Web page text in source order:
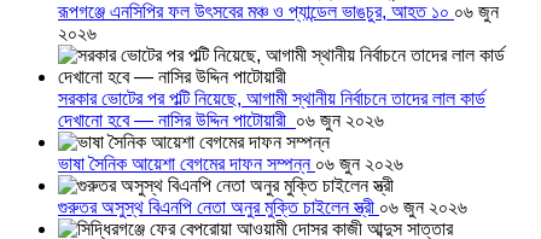
রূপগঞ্জে এনসিপির ফল উৎসবের মঞ্চ ও প্যান্ডেল ভাঙচুর, আহত ১০ ০৬ জুন
২০২৬
সরকার ভোটের পর পল্টি নিয়েছে, আগামী স্থানীয় নির্বাচনে তাদের লাল কার্ড
দেখানো হবে — নাসির উদ্দিন পাটোয়ারী ০৬ জুন ২০২৬
ভাষা সৈনিক আয়েশা বেগমের দাফন সম্পন্ন ০৬ জুন ২০২৬
গুরুতর অসুস্থ বিএনপি নেতা অনুর মুক্তি চাইলেন স্ত্রী ০৬ জুন ২০২৬